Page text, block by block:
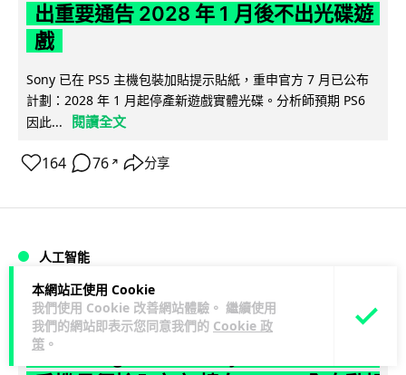
本網站正使用 Cookie
我們使用 Cookie 改善網站體驗。 繼續使用
我們的網站即表示您同意我們的 Cookie 政
策 。
出重要通告 2028 年 1 月後不出光碟遊
戲
Sony 已在 PS5 主機包裝加貼提示貼紙，重申官方 7 月已公布
計劃：2028 年 1 月起停產新遊戲實體光碟。分析師預期 PS6
因此...
閱讀全文
164 76 ↗ 分享
人工智能
Vin 1 日
Samsung 展示 Galaxy AI 新方向 未來